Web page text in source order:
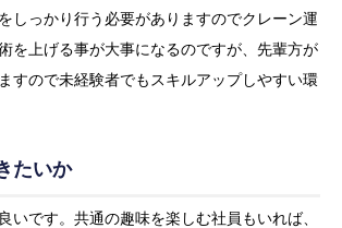
しっかり行う必要がありますのでクレーン運
を上げる事が大事になるのですが、先輩方が
すので未経験者でもスキルアップしやすい環
たいか
いです。共通の趣味を楽しむ社員もいれば、